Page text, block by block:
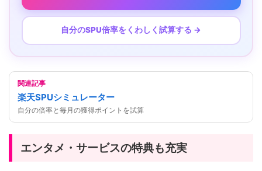
自分のSPU倍率をくわしく試算する →
関連記事
楽天SPUシミュレーター
自分の倍率と毎月の獲得ポイントを試算
エンタメ・サービスの特典も充実